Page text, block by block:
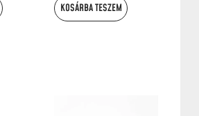
KOSÁRBA TESZEM